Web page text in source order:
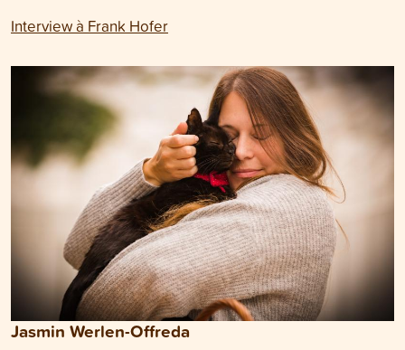
Interview à Frank Hofer
Jasmin Werlen-Offreda